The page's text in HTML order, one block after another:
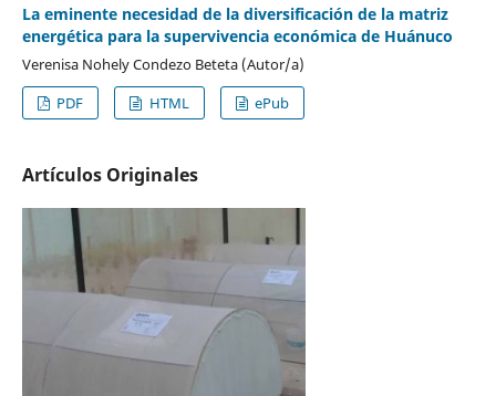
La eminente necesidad de la diversificación de la matriz
energética para la supervivencia económica de Huánuco
Verenisa Nohely Condezo Beteta (Autor/a)
PDF
HTML ePub
Artículos Originales